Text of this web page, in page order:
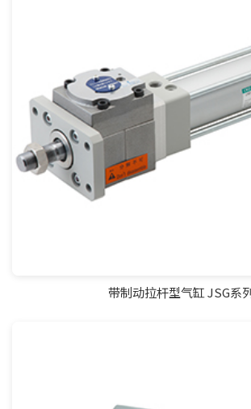
带制动拉杆型气缸 JSG系